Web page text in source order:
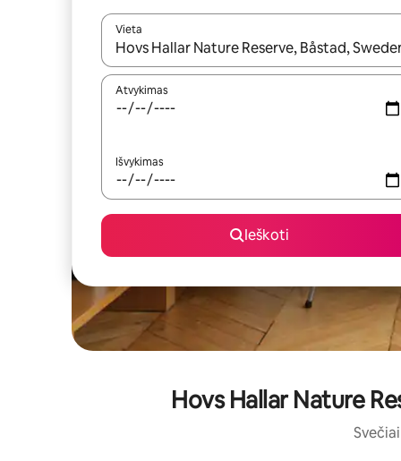
Vieta
Kai pasirodys paieškos rezultatai, juos naršyti
Atvykimas
Išvykimas
Ieškoti
Hovs Hallar Nature